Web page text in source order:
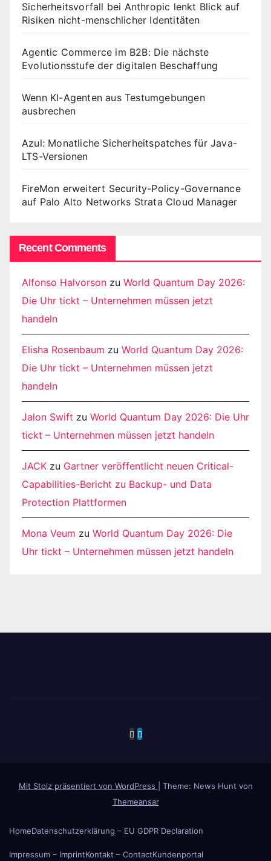
Sicherheitsvorfall bei Anthropic lenkt Blick auf
Risiken nicht-menschlicher Identitäten
Agentic Commerce im B2B: Die nächste
Evolutionsstufe der digitalen Beschaffung
Wenn KI-Agenten aus Testumgebungen
ausbrechen
Azul: Monatliche Sicherheitspatches für Java-
LTS-Versionen
FireMon erweitert Security-Policy-Governance
auf Palo Alto Networks Strata Cloud Manager
Recent Comments
Alfonso Halvorson zu World Quantum Day 2026:
Die Uhr tickt – Unternehmen müssen jetzt
handeln
Elisha Rosenbaum zu World Quantum Day 2026:
Die Uhr tickt – Unternehmen müssen jetzt
handeln
Jalon Swift zu World Quantum Day 2026: Die Uhr
tickt – Unternehmen müssen jetzt handeln
JACK zu Gartner veröffentlicht neuen Critical-
Capabilities-Bericht zu Backup- und Data
Protection Plattformen
Mona Veum zu World Quantum Day 2026: Die
Uhr tickt – Unternehmen müssen jetzt handeln
Mit Stolz präsentiert von WordPress
Theme: News Hunt von
Themeansar
HomeDatenschutzerklärung – EU GDPR Declaration
Impressum – ImprintKontakt – ContactKundenportal